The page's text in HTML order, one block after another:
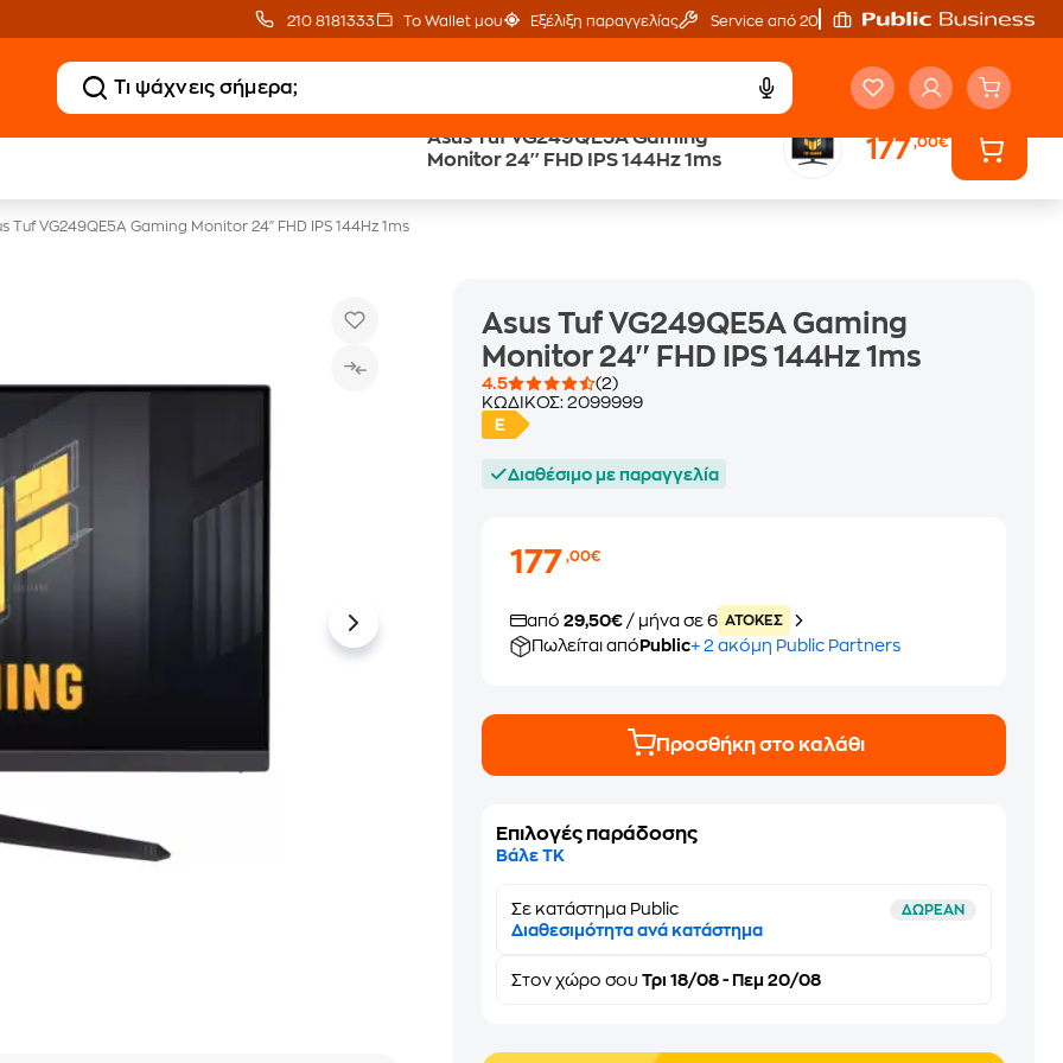
210 8181333 Το Wallet μου Εξέλιξη παραγγελίας Service από 20'
Asus Tuf VG249QE5A Gaming
Monitor 24'' FHD IPS 144Hz 1ms
177,00€
Public επιστροφή € Άτοκες Δόσεις
Tuf VG249QE5A Gaming Monitor 24'' FHD IPS 144Hz 1ms
Asus Tuf VG249QE5A Gaming
Monitor 24'' FHD IPS 144Hz 1ms
4.5
(2)
ΚΩΔΙΚΟΣ:2099999
Διαθέσιμο με παραγγελία
177,00€
από29,50€ / μήνα σε 6 ATOKEΣ
Πωλείται από Public+ 2 ακόμη Public Partners
Προσθήκη στο καλάθι
Επιλογές παράδοσης
Βάλε ΤΚ
Σε κατάστημα Public ΔΩΡΕΑΝ
Διαθεσιμότητα ανά κατάστημα
Στονχώρο σου Τρι 18/08 - Πεμ 20/08